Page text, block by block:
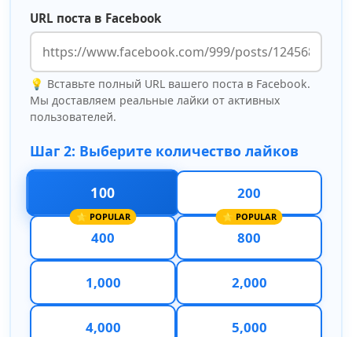
URL поста в Facebook
💡 Вставьте полный URL вашего поста в Facebook.
Мы доставляем реальные лайки от активных
пользователей.
Шаг 2: Выберите количество лайков
100 200
400 800
1,000 2,000
4,000 5,000